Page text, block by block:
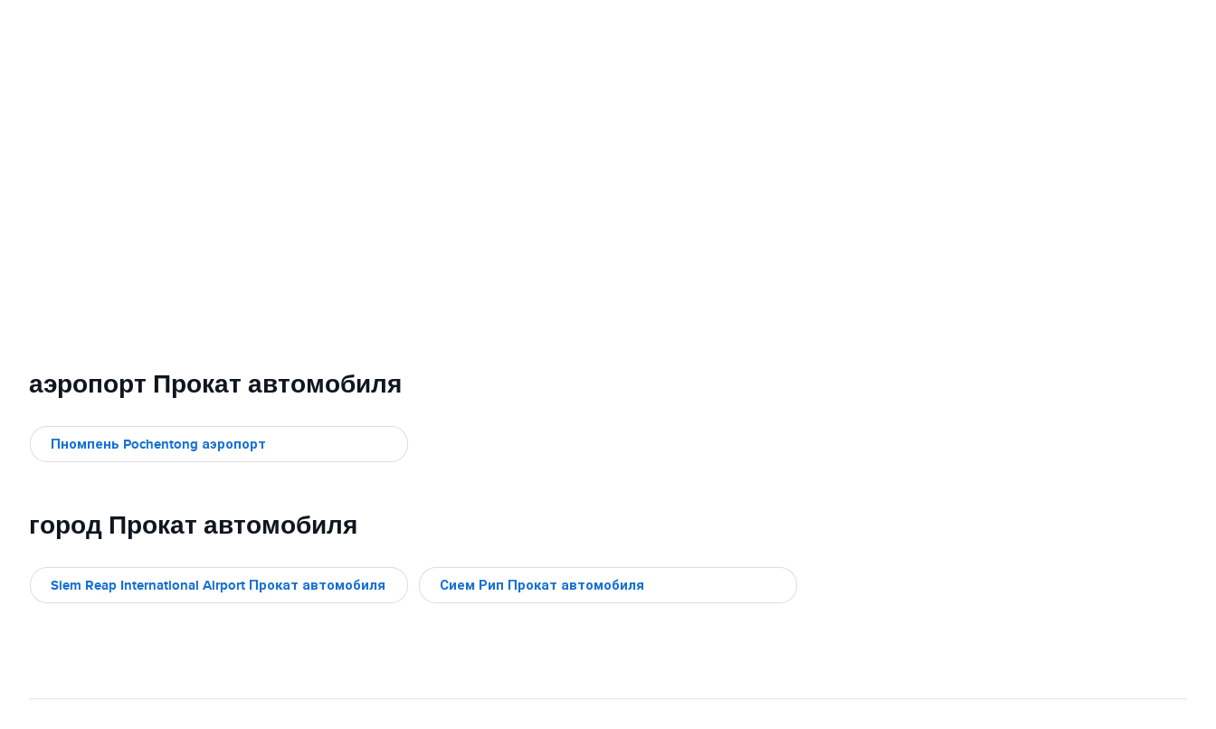
аэропорт Прокат автомобиля
Пномпень Pochentong аэропорт
город Прокат автомобиля
Siem Reap International Airport Прокат автомобиля Сием Рип Прокат автомобиля